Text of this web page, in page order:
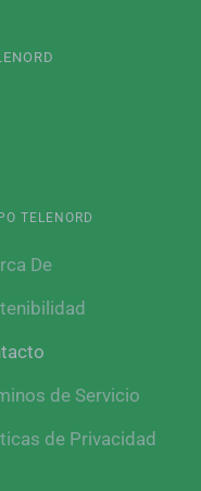
TELENORD
De
de Servicio
de Privacidad